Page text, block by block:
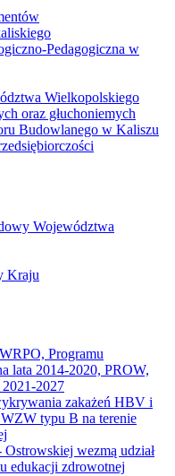
Programu
lata 2014-2020, PROW,
2027
zakażeń HBV i
typu B na terenie
wezmą udział
edukacji zdrowotnej